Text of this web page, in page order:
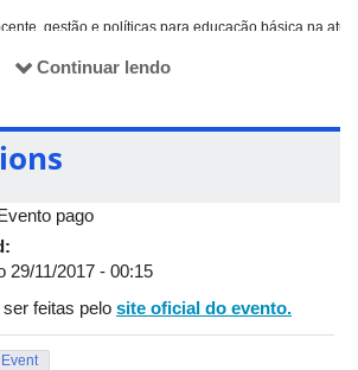
gestão e políticas para educação básica na
2017
de trabalhos:
livros
a Paulo Freire
Continuar lendo
pago
29/11/2017 - 00:15
feitas pelo site oficial do evento.